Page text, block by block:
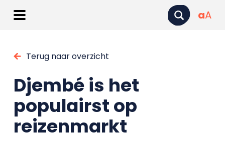
aA
Terug naar overzicht
Djembé is het
populairst op
reizenmarkt